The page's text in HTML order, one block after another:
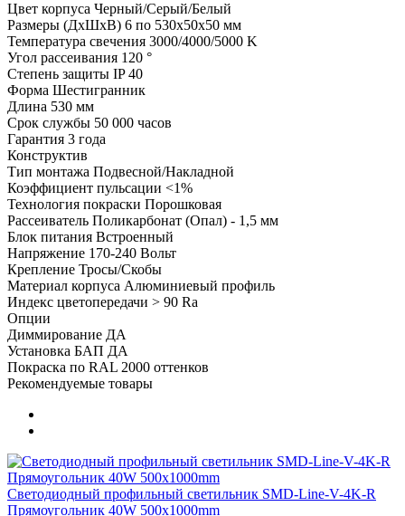
Цвет корпуса Черный/Серый/Белый
Размеры (ДхШхВ) 6 по 530х50х50 мм
Температура свечения 3000/4000/5000 K
Угол рассеивания 120 °
Степень защиты IP 40
Форма Шестигранник
Длина 530 мм
Срок службы 50 000 часов
Гарантия 3 года
Конструктив
Тип монтажа Подвесной/Накладной
Коэффициент пульсации <1%
Технология покраски Порошковая
Рассеиватель Поликарбонат (Опал) - 1,5 мм
Блок питания Встроенный
Напряжение 170-240 Вольт
Крепление Тросы/Скобы
Материал корпуса Алюминиевый профиль
Индекс цветопередачи > 90 Ra
Опции
Диммирование ДА
Установка БАП ДА
Покраска по RAL 2000 оттенков
Рекомендуемые товары
Светодиодный профильный светильник SMD-Line-V-4K-R
Прямоугольник 40W 500х1000mm